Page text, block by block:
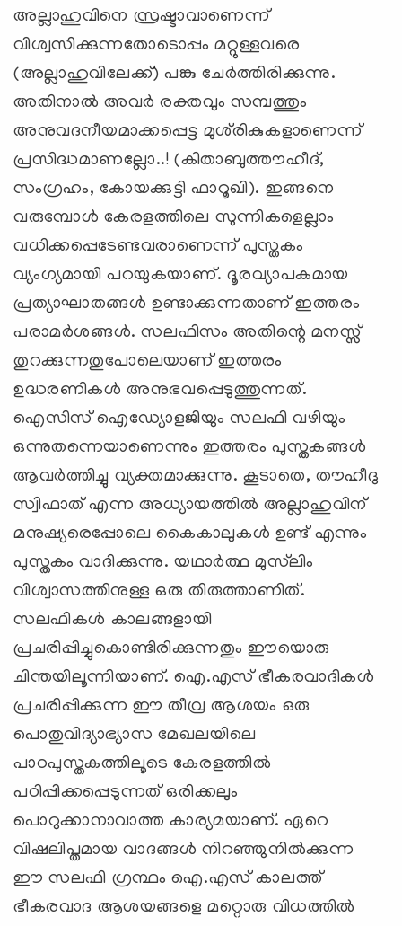
അല്ലാഹുവിനെ സ്രഷ്ടാവാണെന്ന്
വിശ്വസിക്കുന്നതോടൊപ്പം മറ്റുള്ളവരെ
(അല്ലാഹുവിലേക്ക്) പങ്കു ചേര്‍ത്തിരിക്കുന്നു.
അതിനാല്‍ അവര്‍ രക്തവും സമ്പത്തും
അനുവദനീയമാക്കപ്പെട്ട മുശ്‌രികുകളാണെന്ന്
പ്രസിദ്ധമാണല്ലോ..! (കിതാബുത്തൗഹീദ്,
സംഗ്രഹം, കോയക്കുട്ടി ഫാറൂഖി). ഇങ്ങനെ
വരുമ്പോള്‍ കേരളത്തിലെ സുന്നികളെല്ലാം
വധിക്കപ്പെടേണ്ടവരാണെന്ന് പുസ്തകം
വ്യംഗ്യമായി പറയുകയാണ്. ദൂരവ്യാപകമായ
പ്രത്യാഘാതങ്ങള്‍ ഉണ്ടാക്കുന്നതാണ് ഇത്തരം
പരാമര്‍ശങ്ങള്‍. സലഫിസം അതിന്റെ മനസ്സ്
തുറക്കുന്നതുപോലെയാണ് ഇത്തരം
ഉദ്ധരണികള്‍ അനുഭവപ്പെടുത്തുന്നത്.
ഐസിസ് ഐഡ്യോളജിയും സലഫി വഴിയും
ഒന്നുതന്നെയാണെന്നും ഇത്തരം പുസ്തകങ്ങള്‍
ആവര്‍ത്തിച്ചു വ്യക്തമാക്കുന്നു. കൂടാതെ, തൗഹീദു
സ്വിഫാത് എന്ന അധ്യായത്തില്‍ അല്ലാഹുവിന്
മനുഷ്യരെപ്പോലെ കൈകാലുകള്‍ ഉണ്ട് എന്നും
പുസ്തകം വാദിക്കുന്നു. യഥാര്‍ത്ഥ മുസ്‌ലിം
വിശ്വാസത്തിനുള്ള ഒരു തിരുത്താണിത്.
സലഫികള്‍ കാലങ്ങളായി
പ്രചരിപ്പിച്ചുകൊണ്ടിരിക്കുന്നതും ഈയൊരു
ചിന്തയിലൂന്നിയാണ്. ഐ.എസ് ഭീകരവാദികള്‍
പ്രചരിപ്പിക്കുന്ന ഈ തീവ്ര ആശയം ഒരു
പൊതുവിദ്യാഭ്യാസ മേഖലയിലെ
പാഠപുസ്തകത്തിലൂടെ കേരളത്തില്‍
പഠിപ്പിക്കപ്പെടുന്നത് ഒരിക്കലും
പൊറുക്കാനാവാത്ത കാര്യമയാണ്. ഏറെ
വിഷലിപ്തമായ വാദങ്ങള്‍ നിറഞ്ഞുനില്‍ക്കുന്ന
ഈ സലഫി ഗ്രന്ഥം ഐ.എസ് കാലത്ത്
ഭീകരവാദ ആശയങ്ങളെ മറ്റൊരു വിധത്തില്‍